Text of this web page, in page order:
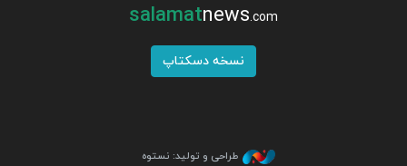
salamatnews.com
نسخه دسکتاپ
طراحی و تولید: نستوه